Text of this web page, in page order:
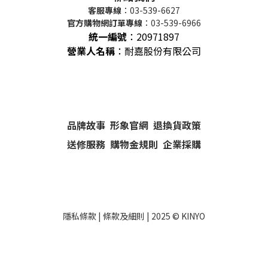
客服專線 ：03-539-6627
官方購物網訂單專線 ：03-539-6966
統一編號 ： 20971897
營業人名稱 ：耐嘉股份有限公司
品牌故事 形象官網 退換貨政策
送修服務 購物金規則 企業採購
隱私條款 | 條款及細則 | 2025 © KINYO